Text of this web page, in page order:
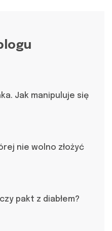
Jak manipuluje się
nie wolno złożyć
pakt z diabłem?